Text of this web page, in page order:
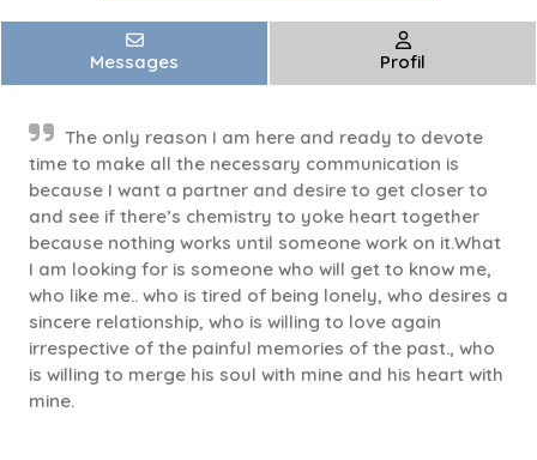
Messages Profil
The only reason I am here and ready to devote
time to make all the necessary communication is
because I want a partner and desire to get closer to
and see if there’s chemistry to yoke heart together
because nothing works until someone work on it.What
I am looking for is someone who will get to know me,
who like me.. who is tired of being lonely, who desires a
sincere relationship, who is willing to love again
irrespective of the painful memories of the past., who
is willing to merge his soul with mine and his heart with
mine.